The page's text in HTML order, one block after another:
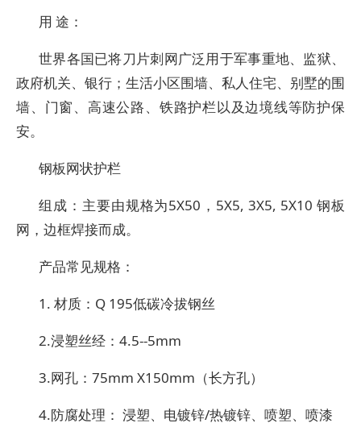
用 途：
世界各国已将刀片刺网广泛用于军事重地、监狱、
政府机关、银行；生活小区围墙、私人住宅、别墅的围
墙、门窗、高速公路、铁路护栏以及边境线等防护保
安。
钢板网状护栏
组成：主要由规格为5X50，5X5, 3X5, 5X10 钢板
网，边框焊接而成。
产品常见规格：
1. 材质：Q 195低碳冷拔钢丝
2.浸塑丝经：4.5--5mm
3.网孔：75mm X150mm（长方孔）
4.防腐处理： 浸塑、电镀锌/热镀锌、喷塑、喷漆